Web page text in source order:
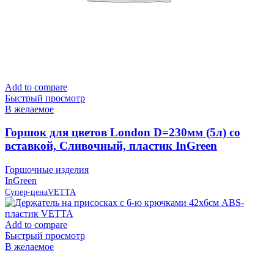
Add to compare
Быстрый просмотр
В желаемое
Горшок для цветов London D=230мм (5л) со
вставкой, Сливочный, пластик InGreen
Горшочные изделия
InGreen
Супер-ценаVETTA
Add to compare
Быстрый просмотр
В желаемое